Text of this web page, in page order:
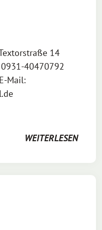
14
40470792
Mail:
WEITERLESEN